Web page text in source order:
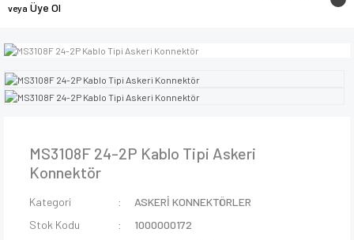
veya Üye Ol
MS3108F 24-2P Kablo Tipi Askeri
Konnektör
Kategori
ASKERİ KONNEKTÖRLER
Stok Kodu
1000000172